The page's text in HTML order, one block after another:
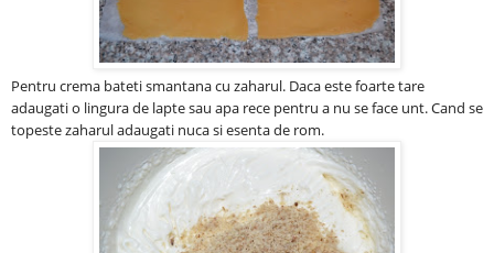
Pentru crema bateti smantana cu zaharul. Daca este foarte tare
adaugati o lingura de lapte sau apa rece pentru a nu se face unt. Cand se
topeste zaharul adaugati nuca si esenta de rom.